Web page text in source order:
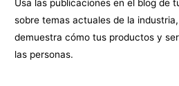
Usa las publicaciones en el blog de
sobre temas actuales de la
demuestra cómo tus productos y
las personas.